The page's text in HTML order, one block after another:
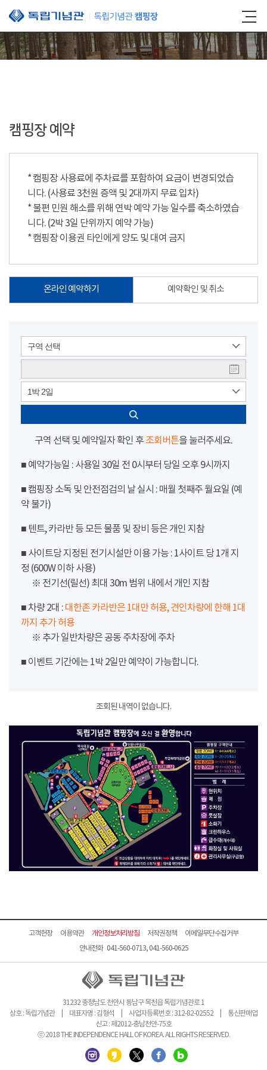
본문 바로가기
캠핑장 예약
* 캠핑장 사용료에 주차료를 포함하여 요금이 변경되었습
니다. (사용료 3천원 증액 및 2대까지 무료 입차)
* 불편 민원 해소를 위해 연박 예약 가능 일수를 축소하였습
니다. (2박 3일 단위까지 예약 가능)
* 캠핑장 이용권 타인에게 양도 및 대여 금지
온라인 예약하기 예약확인 및 취소
구역 선택
1박 2일
구역 선택 및 예약일자 확인 후 조회버튼을 눌러주세요.
■ 예약가능일 : 사용일 30일 전 0시부터 당일 오후 9시까지
■ 캠핑장 소독 및 안전점검의 날 실시 : 매월 첫째주 월요일 (예
약 불가)
■ 텐트, 카라반 등 모든 물품 및 장비 등은 개인 지참
■ 사이트당 지정된 전기시설만 이용 가능 : 1사이트 당 1개 지
정 (600W 이하 사용)
※ 전기선(릴선) 최대 30m 범위 내에서 개인 지참
■ 차량 2대 : 대한존 카라반은 1대만 허용, 견인차량에 한해 1대
까지 추가 허용
※ 추가 일반차량은 공동 주차장에 주차
■ 이벤트 기간에는 1박 2일만 예약이 가능합니다.
조회된 내역이 없습니다.
고객헌장 이용약관 개인정보처리방침 저작권정책
이메일무단수집거부
안내전화 041-560-0713, 041-560-0625
31232 충청남도 천안시 동남구 목천읍 독립기념관로 1
상호 : 독립기념관 | 대표자명 : 김형석 | 사업자등록번호 : 312-82-02552 | 통신판매업
신고 : 제2012-충남천안-75호
ⓒ 2018 THE INDEPENDENCE HALL OF KOREA. ALL RIGHTS RESERVED.